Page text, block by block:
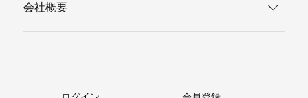
会社概要